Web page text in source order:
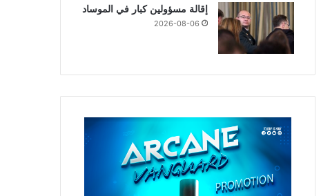
إقالة مسؤولين كبار في الموساد
2026-08-06